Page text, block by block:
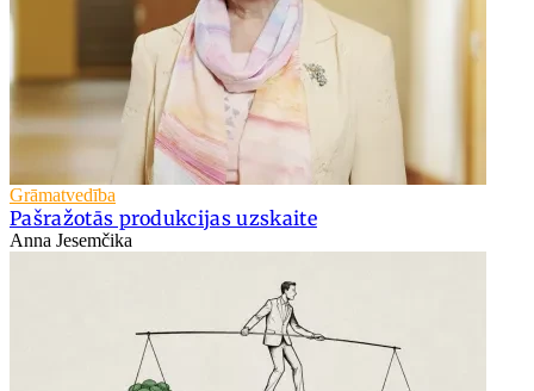
Grāmatvedība
Pašražotās produkcijas uzskaite
Anna Jesemčika